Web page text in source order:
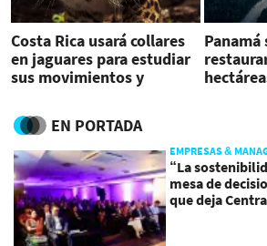
Costa Rica usará collares
en jaguares para estudiar
sus movimientos y
EN PORTADA
EMPRESAS &
“La
mesa de
que deja